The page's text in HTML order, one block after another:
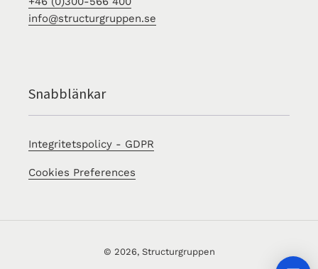
info@structurgruppen.se
Snabblänkar
Integritetspolicy - GDPR
Cookies Preferences
© 2026, Structurgruppen